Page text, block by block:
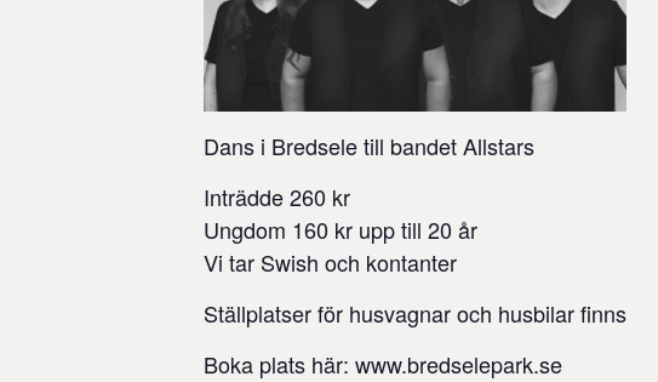
Dans i Bredsele till bandet Allstars
Inträdde 260 kr
Ungdom 160 kr upp till 20 år
Vi tar Swish och kontanter
Ställplatser för husvagnar och husbilar finns
Boka plats här: www.bredselepark.se